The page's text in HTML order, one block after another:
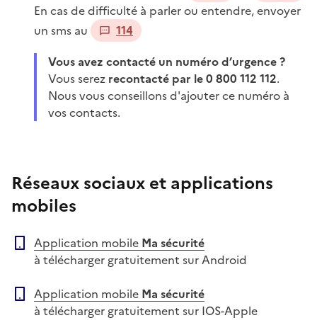
En cas de difficulté à parler ou entendre, envoyer
un sms au
114
Vous avez contacté un numéro d’urgence ?
Vous serez recontacté par le 0 800 112 112.
Nous vous conseillons d'ajouter ce numéro à
vos contacts.
Réseaux sociaux et applications
mobiles
Application mobile Ma sécurité
à télécharger gratuitement sur Android
Application mobile Ma sécurité
à télécharger gratuitement sur IOS-Apple